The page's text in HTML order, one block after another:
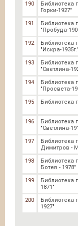
190
Библиотека
Горки-1927"
191
Библиотека
"Пробуда-
192
Библиотека
"Искра-1935г."
193
Библиотека
"Светлина-
194
Библиотека
"Просвета-
195 Библиотека
196
Библиотека
"Светлина-
197
Библиотека
Димитров -
198
Библиотека
Ботев - 1978"
199
Библиотека
1871"
200
Библиотека
1927"